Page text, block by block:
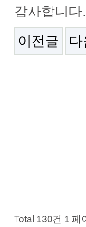
감사합니다.
이전글
다
Total 130건 1 페